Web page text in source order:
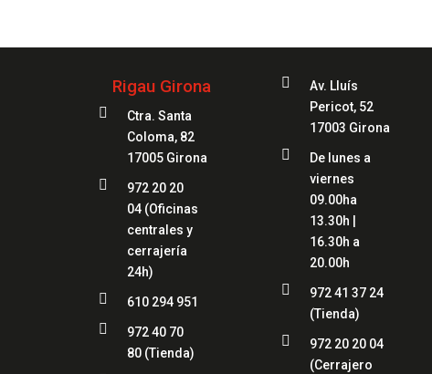
Rigau Girona

Ctra. Santa
Coloma, 82
17005 Girona

972 20 20
04 (Oficinas
centrales y
cerrajería
24h)
 610 294 951

972 40 70
80 (Tienda)

Av. Lluís
Pericot, 52
17003 Girona

De lunes a
viernes
09.00ha
13.30h |
16.30h a
20.00h

972 41 37 24
(Tienda)

972 20 20 04
(Cerrajero